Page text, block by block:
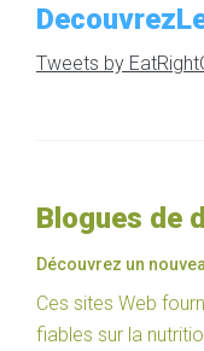
Tweets by
Blogues de
Découvrez un
Ces sites Web
fiables sur la